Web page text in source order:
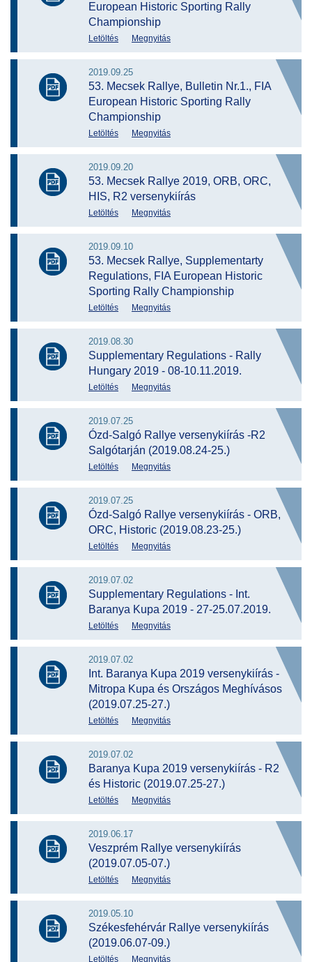
European Historic Sporting Rally
Championship
Letöltés Megnyitás
2019.09.25
53. Mecsek Rallye, Bulletin Nr.1., FIA
European Historic Sporting Rally
Championship
Letöltés Megnyitás
2019.09.20
53. Mecsek Rallye 2019, ORB, ORC,
HIS, R2 versenykiírás
Letöltés Megnyitás
2019.09.10
53. Mecsek Rallye, Supplementarty
Regulations, FIA European Historic
Sporting Rally Championship
Letöltés Megnyitás
2019.08.30
Supplementary Regulations - Rally
Hungary 2019 - 08-10.11.2019.
Letöltés Megnyitás
2019.07.25
Ózd-Salgó Rallye versenykiírás -R2
Salgótarján (2019.08.24-25.)
Letöltés Megnyitás
2019.07.25
Ózd-Salgó Rallye versenykiírás - ORB,
ORC, Historic (2019.08.23-25.)
Letöltés Megnyitás
2019.07.02
Supplementary Regulations - Int.
Baranya Kupa 2019 - 27-25.07.2019.
Letöltés Megnyitás
2019.07.02
Int. Baranya Kupa 2019 versenykiírás -
Mitropa Kupa és Országos Meghívásos
(2019.07.25-27.)
Letöltés Megnyitás
2019.07.02
Baranya Kupa 2019 versenykiírás - R2
és Historic (2019.07.25-27.)
Letöltés Megnyitás
2019.06.17
Veszprém Rallye versenykiírás
(2019.07.05-07.)
Letöltés Megnyitás
2019.05.10
Székesfehérvár Rallye versenykiírás
(2019.06.07-09.)
Letöltés Megnyitás